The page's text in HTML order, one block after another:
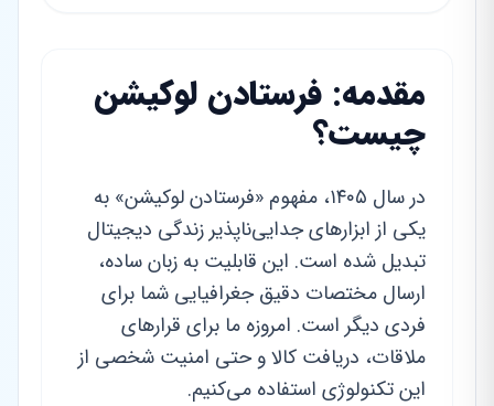
مقدمه: فرستادن لوکیشن
چیست؟
در سال ۱۴۰۵، مفهوم «فرستادن لوکیشن» به
یکی از ابزارهای جدایی‌ناپذیر زندگی دیجیتال
تبدیل شده است. این قابلیت به زبان ساده،
ارسال مختصات دقیق جغرافیایی شما برای
فردی دیگر است. امروزه ما برای قرارهای
ملاقات، دریافت کالا و حتی امنیت شخصی از
این تکنولوژی استفاده می‌کنیم.